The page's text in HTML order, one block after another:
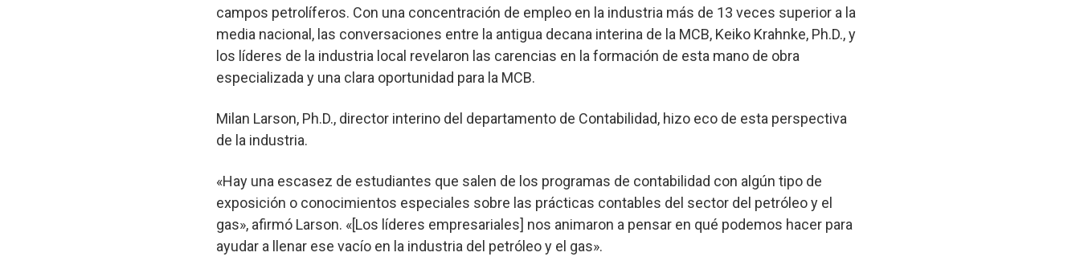
campos petrolíferos. Con una concentración de empleo en la industria más de 13 veces superior a la
media nacional, las conversaciones entre la antigua decana interina de la MCB, Keiko Krahnke, Ph.D., y
los líderes de la industria local revelaron las carencias en la formación de esta mano de obra
especializada y una clara oportunidad para la MCB.
Milan Larson, Ph.D., director interino del departamento de Contabilidad, hizo eco de esta perspectiva
de la industria.
«Hay una escasez de estudiantes que salen de los programas de contabilidad con algún tipo de
exposición o conocimientos especiales sobre las prácticas contables del sector del petróleo y el
gas», afirmó Larson. «[Los líderes empresariales] nos animaron a pensar en qué podemos hacer para
ayudar a llenar ese vacío en la industria del petróleo y el gas».